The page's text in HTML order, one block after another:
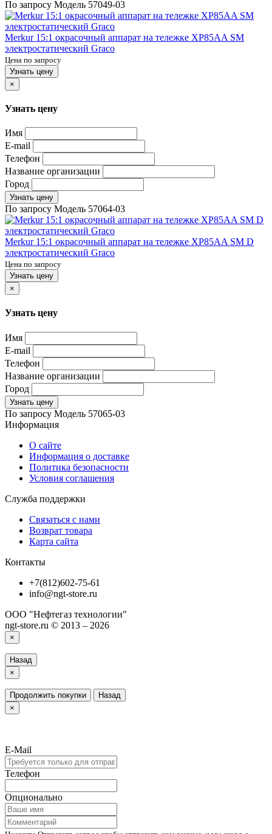
По запросу Модель 57049-03
Merkur 15:1 окрасочный аппарат на тележке XP85AA SM
электростатический Graco
Цена по запросу
Узнать цену
×
Узнать цену
Имя
E-mail
Телефон
Название организации
Город
Узнать цену
По запросу Модель 57064-03
Merkur 15:1 окрасочный аппарат на тележке XP85AA SM D
электростатический Graco
Цена по запросу
Узнать цену
×
Узнать цену
Имя
E-mail
Телефон
Название организации
Город
Узнать цену
По запросу Модель 57065-03
Информация
О сайте
Информация о доставке
Политика безопасности
Условия соглашения
Служба поддержки
Связаться с нами
Возврат товара
Карта сайта
Контакты
+7(812)602-75-61
info@ngt-store.ru
ООО "Нефтегаз технологии"
ngt-store.ru © 2013 – 2026
×
Назад
×
Продолжить покупки
Назад
×
E-Mail
Телефон
Опционально